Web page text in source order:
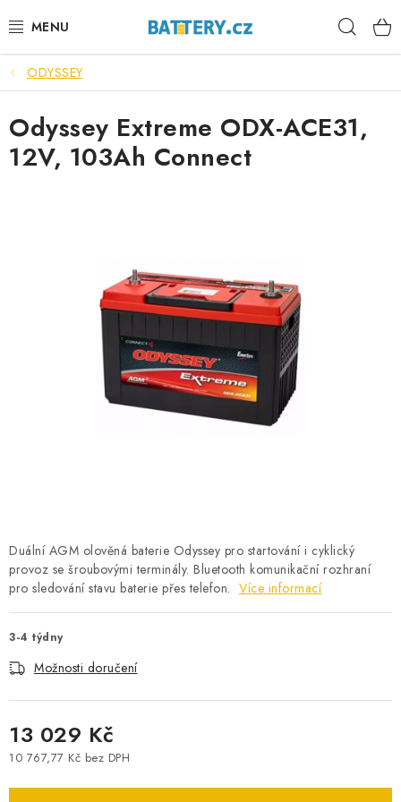
na
VÝHODNÉ SETY
SLUŽBY
AUTOBATERIE
STANIČNÍ BATERIE
BATERIOVÉ BOXY
POWERBANKY
MĚNIČE NAPĚTÍ
FOTOVOLTAIKA
STARTOVACÍ ZDROJE
BATERIE PRO VYSAVAČE
ODYSSEY
Duální AGM olověná baterie Odyssey pro startování i cyklický
provoz se šroubovými terminály. Bluetooth komunikační rozhraní
pro sledování stavu baterie přes telefon. Více informací
3-4 týdny
Možnosti doručení
13 029 Kč
10 767,77 Kč bez DPH
Odyssey Extreme ODX-ACE31,
12V, 103Ah Connect